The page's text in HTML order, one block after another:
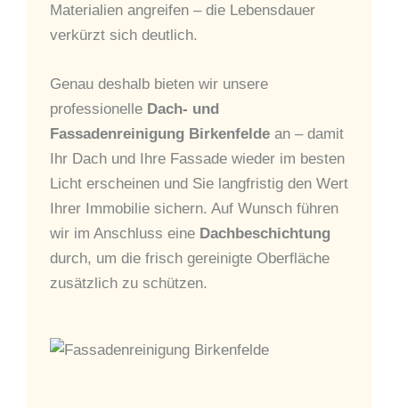
Materialien angreifen – die Lebensdauer
verkürzt sich deutlich.
Genau deshalb bieten wir unsere
professionelle Dach- und
Fassadenreinigung Birkenfeldean – damit
Ihr Dach und Ihre Fassade wieder im besten
Licht erscheinen und Sie langfristig den Wert
Ihrer Immobilie sichern. Auf Wunsch führen
wir im Anschluss eine Dachbeschichtung
durch, um die frisch gereinigte Oberfläche
zusätzlich zu schützen.